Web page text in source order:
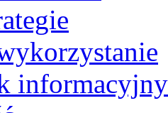
informacyjny